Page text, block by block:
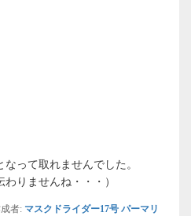
って取れませんでした。
わりませんね・・・）
者: マスクドライダー17号 パーマリ